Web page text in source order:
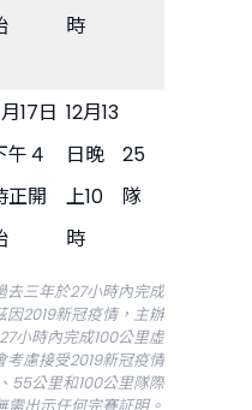
時
17日
午４
正開
12月13
日晚
上10
時
25
隊
去三年於27小時內完成
因2019新冠疫情，主辦
小時內完成100公里虛
慮接受2019新冠疫情
55公里和100公里隊際